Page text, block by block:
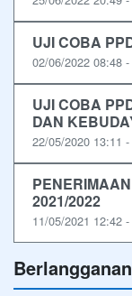
UJI COBA
02/06/2022 08:48
UJI COBA
DAN
22/05/2020 13:11
2021/2022
11/05/2021 12:42
Berlangganan